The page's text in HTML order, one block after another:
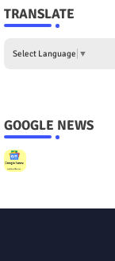
TRANSLATE
Select Language ▼
GOOGLE NEWS